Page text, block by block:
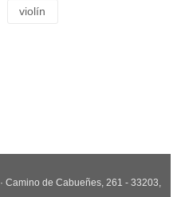
violín
· Camino de Cabueñes, 261 - 33203,